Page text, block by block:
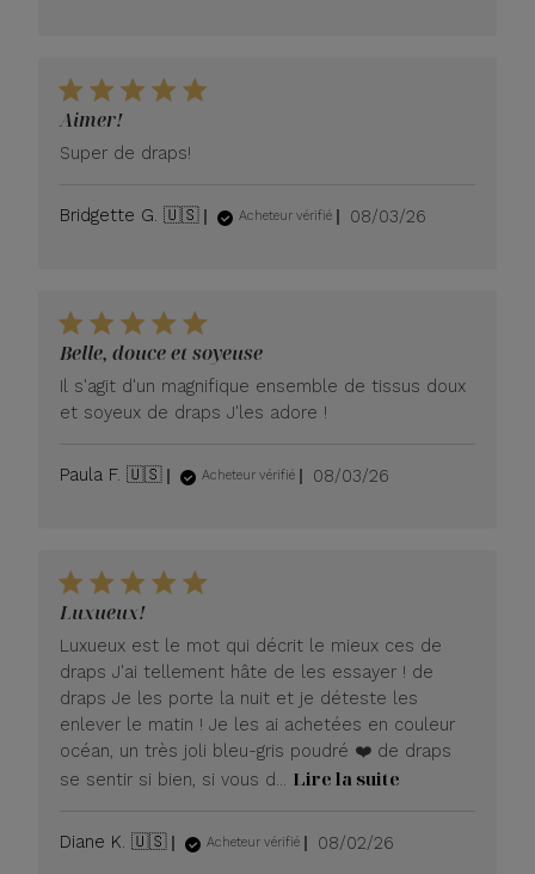
Aimer!
Super de draps!
Bridgette G. 🇺🇸 Acheteur vérifié
Date
08/03/26
Belle, douce et soyeuse
Il s'agit d'un magnifique ensemble de tissus doux
et soyeux de draps J'les adore !
Paula F. 🇺🇸 Acheteur vérifié
Date
08/03/26
Luxueux!
Luxueux est le mot qui décrit le mieux ces de
draps J'ai tellement hâte de les essayer ! de
draps Je les porte la nuit et je déteste les
enlever le matin ! Je les ai achetées en couleur
océan, un très joli bleu-gris poudré ❤️ de draps
se sentir si bien, si vous d... Lire la suite
Diane K. 🇺🇸 Acheteur vérifié
Date
08/02/26